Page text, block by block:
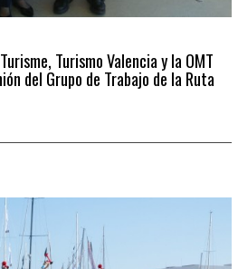
Turismo Valencia y la OMT
del Grupo de Trabajo de la Ruta